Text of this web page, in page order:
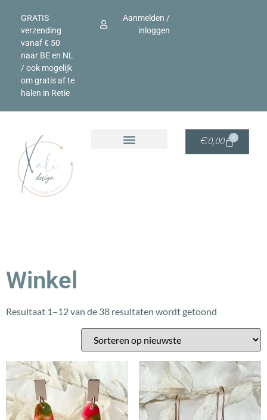
GRATIS
verzending
vanaf € 50
naar BE en NL
/ ook mogelijk
om gratis af te
halen in Retie
Aanmelden /
inloggen
€0,00 0
Winkel
Resultaat 1–12 van de 38 resultaten wordt getoond